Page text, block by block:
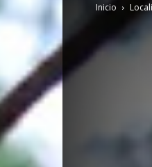
Inicio